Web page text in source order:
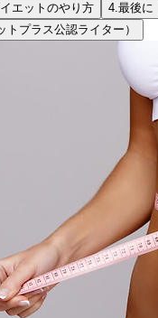
エットのやり方 4.最後に
トプラス公認ライター）